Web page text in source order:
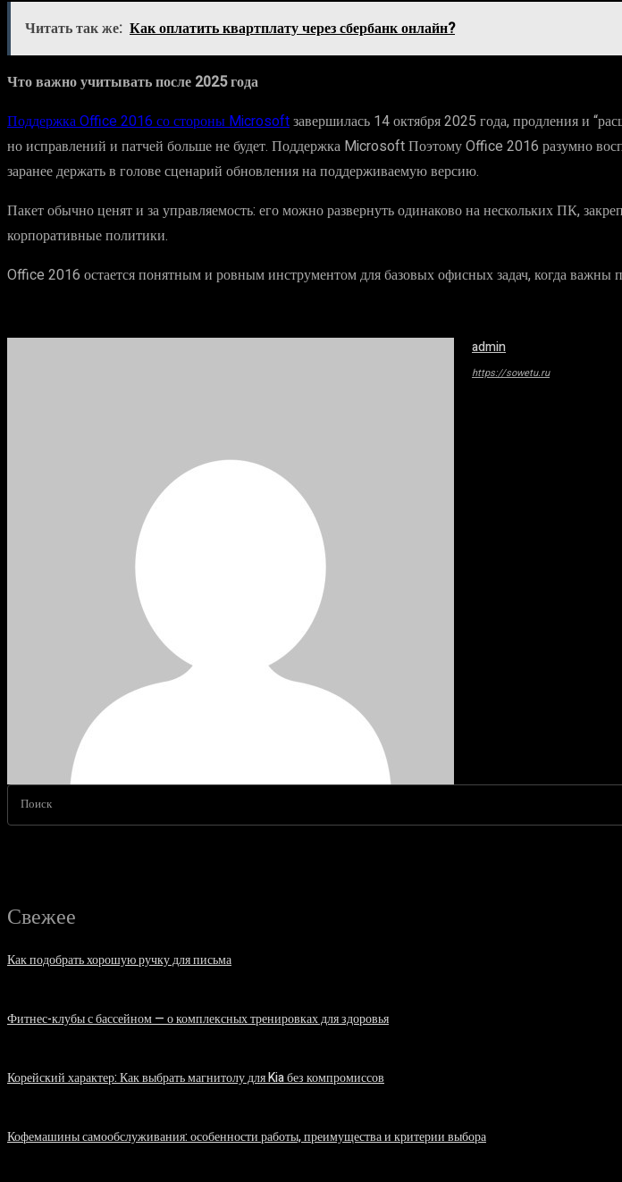
Читать так же: Как оплатить квартплату через сбербанк онлайн?
Что важно учитывать после 2025 года
Поддержка Office 2016 со стороны Microsoftзавершилась 14 октября 2025 года, продления и
но исправлений и патчей больше не будет. Поддержка Microsoft Поэтому Office 2016 разумно
заранее держать в голове сценарий обновления на поддерживаемую версию.
Пакет обычно ценят и за управляемость: его можно развернуть одинаково на нескольких ПК,
корпоративные политики.
Office 2016 остается понятным и ровным инструментом для базовых офисных задач, когда
admin
https://sowetu.ru
Поиск
Свежее
Как подобрать хорошую ручку для письма
Фитнес-клубы с бассейном — о комплексных тренировках для здоровья
Корейский характер: Как выбрать магнитолу для Kia без компромиссов
Кофемашины самообслуживания: особенности работы, преимущества и критерии выбора